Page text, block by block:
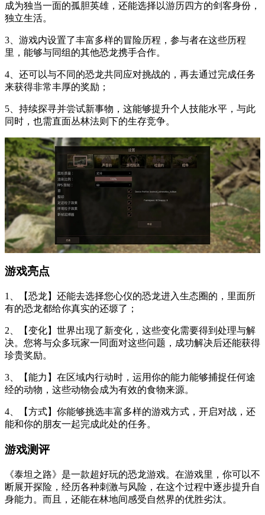
成为独当一面的孤胆英雄，还能选择以游历四方的剑客身份，
独立生活。
3、游戏内设置了丰富多样的冒险历程，参与者在这些历程
里，能够与同组的其他恐龙携手合作。
4、还可以与不同的恐龙共同应对挑战的，再去通过完成任务
来获得非常丰厚的奖励；
5、持续探寻并尝试新事物，这能够提升个人技能水平，与此
同时，也需直面丛林法则下的生存竞争。
游戏亮点
1、【恐龙】还能去选择您心仪的恐龙进入生态圈的，里面所
有的恐龙都给你真实的还塬了；
2、【变化】世界出现了新变化，这些变化需要得到处理与解
决。您将与众多玩家一同面对这些问题，成功解决后还能获得
珍贵奖励。
3、【能力】在区域内行动时，运用你的能力能够捕捉任何途
经的动物，这些动物会成为有效的食物来源。
4、【方式】你能够挑选丰富多样的游戏方式，开启对战，还
能和你的朋友一起完成此处的任务。
游戏测评
《泰坦之路》是一款超好玩的恐龙游戏。在游戏里，你可以不
断展开探险，经历各种刺激与风险，在这个过程中逐步提升自
身能力。而且，还能在林地间感受自然界的优胜劣汰。